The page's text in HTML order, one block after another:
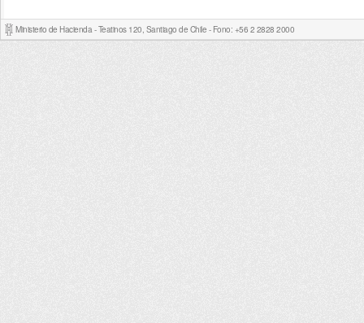
Ministerio de Hacienda - Teatinos 120, Santiago de Chile - Fono: +56 2 2828 2000